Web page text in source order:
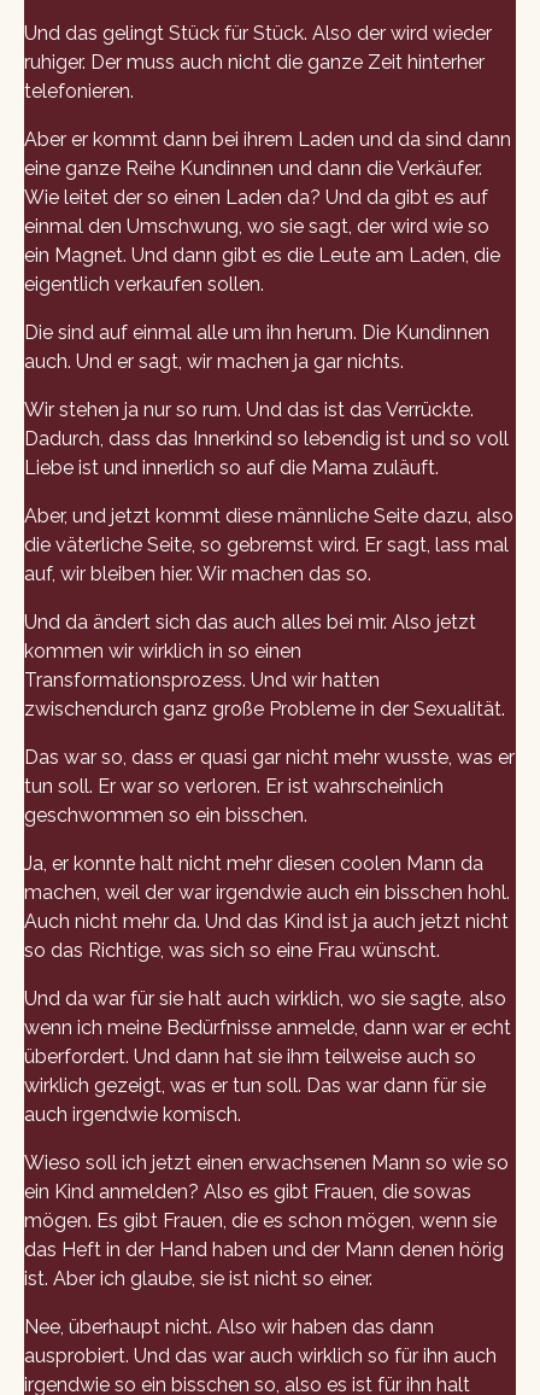
Und das gelingt Stück für Stück. Also der wird wieder
ruhiger. Der muss auch nicht die ganze Zeit hinterher
telefonieren.
Aber er kommt dann bei ihrem Laden und da sind dann
eine ganze Reihe Kundinnen und dann die Verkäufer.
Wie leitet der so einen Laden da? Und da gibt es auf
einmal den Umschwung, wo sie sagt, der wird wie so
ein Magnet. Und dann gibt es die Leute am Laden, die
eigentlich verkaufen sollen.
Die sind auf einmal alle um ihn herum. Die Kundinnen
auch. Und er sagt, wir machen ja gar nichts.
Wir stehen ja nur so rum. Und das ist das Verrückte.
Dadurch, dass das Innerkind so lebendig ist und so voll
Liebe ist und innerlich so auf die Mama zuläuft.
Aber, und jetzt kommt diese männliche Seite dazu, also
die väterliche Seite, so gebremst wird. Er sagt, lass mal
auf, wir bleiben hier. Wir machen das so.
Und da ändert sich das auch alles bei mir. Also jetzt
kommen wir wirklich in so einen
Transformationsprozess. Und wir hatten
zwischendurch ganz große Probleme in der Sexualität.
Das war so, dass er quasi gar nicht mehr wusste, was er
tun soll. Er war so verloren. Er ist wahrscheinlich
geschwommen so ein bisschen.
Ja, er konnte halt nicht mehr diesen coolen Mann da
machen, weil der war irgendwie auch ein bisschen hohl.
Auch nicht mehr da. Und das Kind ist ja auch jetzt nicht
so das Richtige, was sich so eine Frau wünscht.
Und da war für sie halt auch wirklich, wo sie sagte, also
wenn ich meine Bedürfnisse anmelde, dann war er echt
überfordert. Und dann hat sie ihm teilweise auch so
wirklich gezeigt, was er tun soll. Das war dann für sie
auch irgendwie komisch.
Wieso soll ich jetzt einen erwachsenen Mann so wie so
ein Kind anmelden? Also es gibt Frauen, die sowas
mögen. Es gibt Frauen, die es schon mögen, wenn sie
das Heft in der Hand haben und der Mann denen hörig
ist. Aber ich glaube, sie ist nicht so einer.
Nee, überhaupt nicht. Also wir haben das dann
ausprobiert. Und das war auch wirklich so für ihn auch
irgendwie so ein bisschen so, also es ist für ihn halt